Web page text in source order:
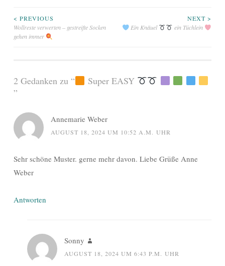
Beitragsnavigation
< PREVIOUS
Wollreste verwerten – gestreifte Socken
gehen immer
NEXT >
Ein Knäuel
ein Tüchlein
2 Gedanken zu “
Super EASY
”
Annemarie Weber
AUGUST 18, 2024 UM 10:52 A.M. UHR
Sehr schöne Muster. gerne mehr davon. Liebe Grüße Anne
Weber
Antworten
Sonny
AUGUST 18, 2024 UM 6:43 P.M. UHR